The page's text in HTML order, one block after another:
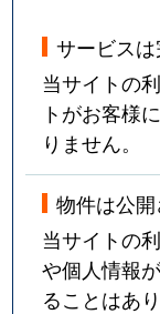
サービス
当サイトの
トがお客様
りません。
物件は公
当サイトの
や個人情報
ることはあ